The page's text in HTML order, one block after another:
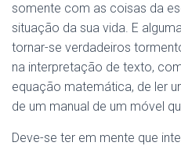
somente com as coisas da
situação da sua vida. E
tornar-se verdadeiros
na interpretação de texto,
equação matemática, de ler
de um manual de um móvel
Deve-se ter em mente que